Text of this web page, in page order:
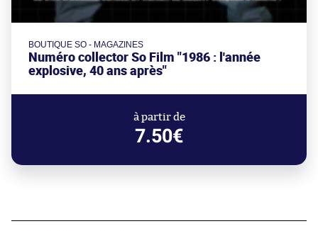
BOUTIQUE SO - MAGAZINES
Numéro collector So Film "1986 : l'année
explosive, 40 ans après"
à partir de
7.50€